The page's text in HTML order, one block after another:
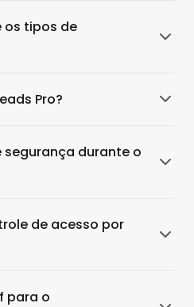
os tipos de
Pro?
segurança durante o
de acesso por
para o